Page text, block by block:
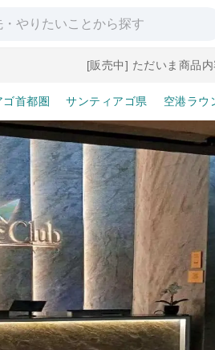
[販売中] ただいま商品
首都圏 サンティアゴ県 空港ラウ